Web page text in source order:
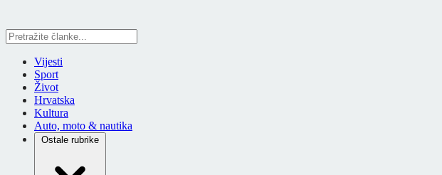
Vijesti
Sport
Život
Hrvatska
Kultura
Auto, moto & nautika
Ostale rubrike